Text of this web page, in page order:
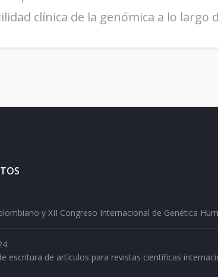
clínica de la genómica a lo largo
y XII Congreso Internacional de Genética
escritura de artículos para revistas científicas